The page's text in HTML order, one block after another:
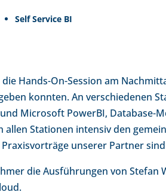
Self Service BI
Hands-On-Session am
konnten. An
und Microsoft PowerBI,
Stationen intensiv den
unserer Partner
die Ausführungen von